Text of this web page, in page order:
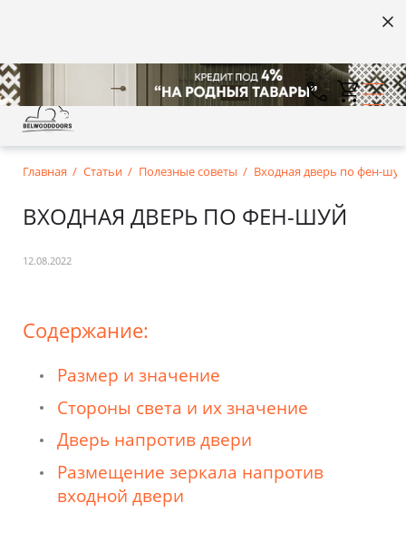
Главная Статьи Полезные советы Входная дверь по фен-шуй
ВХОДНАЯ ДВЕРЬ ПО ФЕН-ШУЙ
12.08.2022
Содержание:
Размер и значение
Стороны света и их значение
Дверь напротив двери
Размещение зеркала напротив
входной двери